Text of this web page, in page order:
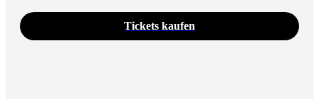
Tickets kaufen